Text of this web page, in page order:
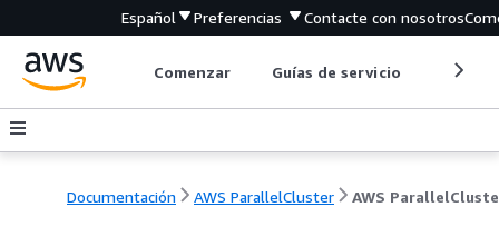
Español Preferencias Contacte con nosotros
Comenzar Guías de servicio
Documentación AWS ParallelCluster